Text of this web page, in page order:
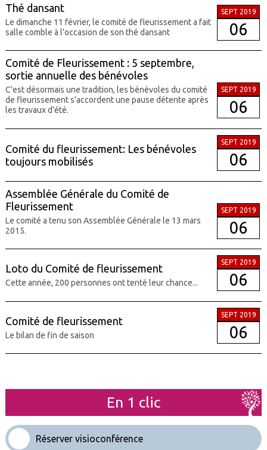
Thé dansant
Le dimanche 11 février, le comité de fleurissement a fait
salle comble à l'occasion de son thé dansant
SEPT 2019
06
Comité de Fleurissement : 5 septembre,
sortie annuelle des bénévoles
C'est désormais une tradition, les bénévoles du comité
de fleurissement s'accordent une pause détente après
les travaux d'été.
SEPT 2019
06
Comité du fleurissement: Les bénévoles
toujours mobilisés
SEPT 2019
06
Assemblée Générale du Comité de
Fleurissement
Le comité a tenu son Assemblée Générale le 13 mars
2015.
SEPT 2019
06
Loto du Comité de fleurissement
Cette année, 200 personnes ont tenté leur chance...
SEPT 2019
06
Comité de fleurissement
Le bilan de fin de saison
SEPT 2019
06
En 1 clic
Réserver visioconférence